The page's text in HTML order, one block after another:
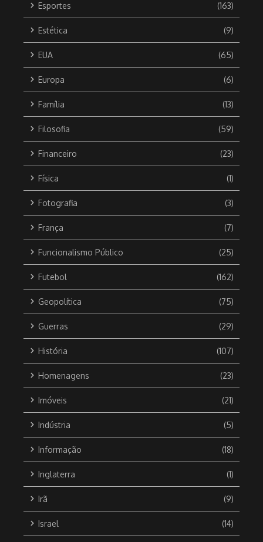
Esportes (163)
Estética (9)
EUA (65)
Europa (6)
Família (13)
Filosofia (59)
Financeiro (23)
Física (1)
Fotografia (3)
França (7)
Funcionalismo Público (25)
Futebol (162)
Geopolítica (75)
Guerras (29)
História (107)
Homenagens (23)
Imóveis (21)
Indústria (5)
Informação (18)
Inglaterra (1)
Irã (9)
Israel (14)